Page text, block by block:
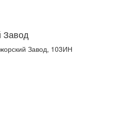
Завод
Завод, 103ИН